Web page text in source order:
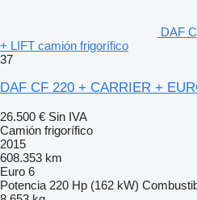
DAF
+ LIFT camión frigorífico
37
DAF CF 220 + CARRIER +
26.500 € Sin IVA
Camión frigorífico
2015
608.353 km
Euro 6
Potencia 220 Hp (162 kW)